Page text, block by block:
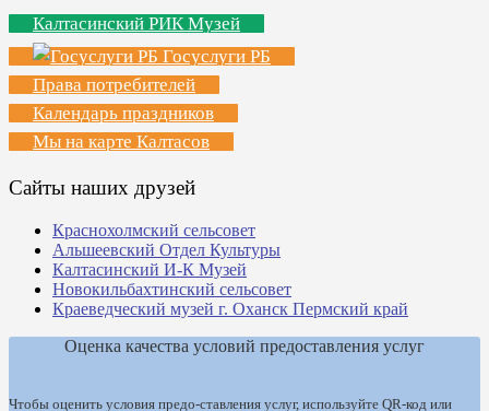
Калтасинский РИК Музей
Госуслуги РБ
Права потребителей
Календарь праздников
Мы на карте Калтасов
Сайты наших друзей
Краснохолмский сельсовет
Альшеевский Отдел Культуры
Калтасинский И-К Музей
Новокильбахтинский сельсовет
Краеведческий музей г. Оханск Пермский край
Оценка качества условий предоставления услуг
Чтобы оценить условия предо-ставления услуг, используйте QR-код или